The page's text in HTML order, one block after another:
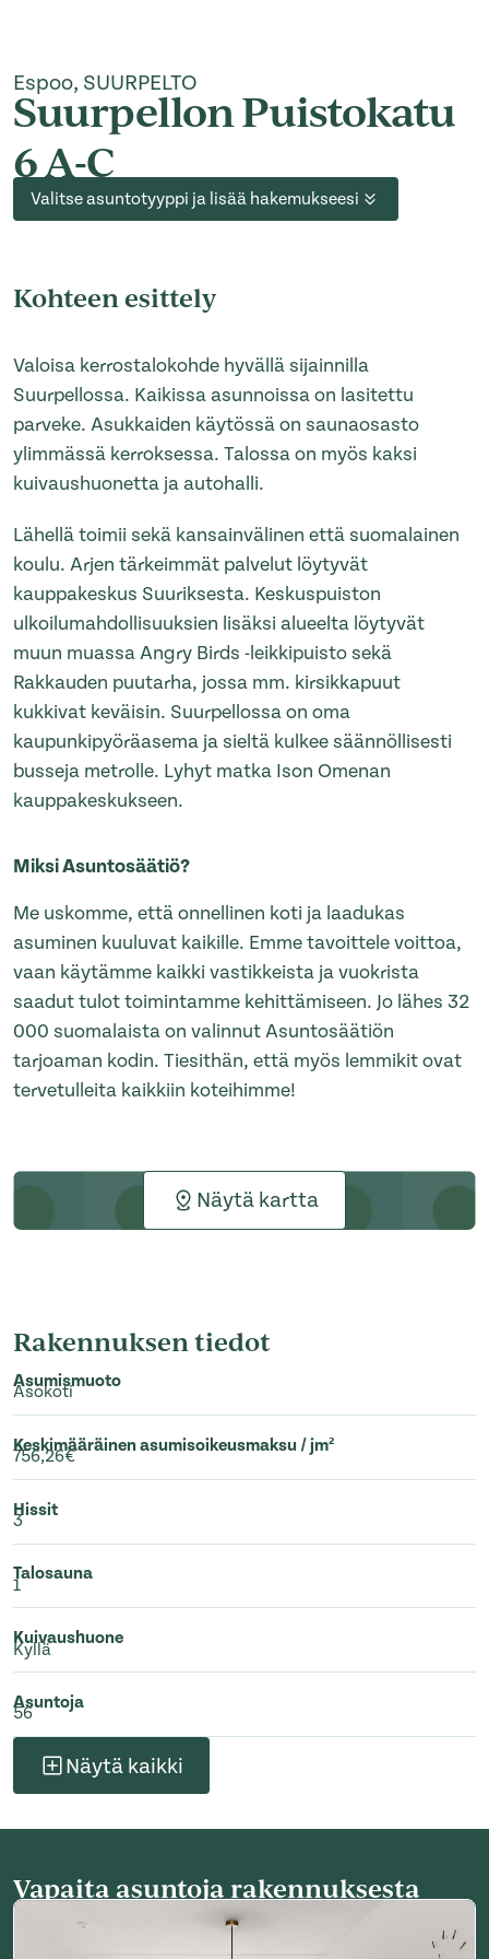
Espoo, SUURPELTO
Suurpellon Puistokatu
6 A-C
Valitse asuntotyyppi ja lisää hakemukseesi
Kohteen esittely
Valoisa kerrostalokohde hyvällä sijainnilla
Suurpellossa. Kaikissa asunnoissa on lasitettu
parveke. Asukkaiden käytössä on saunaosasto
ylimmässä kerroksessa. Talossa on myös kaksi
kuivaushuonetta ja autohalli.
Lähellä toimii sekä kansainvälinen että suomalainen
koulu. Arjen tärkeimmät palvelut löytyvät
kauppakeskus Suuriksesta. Keskuspuiston
ulkoilumahdollisuuksien lisäksi alueelta löytyvät
muun muassa Angry Birds -leikkipuisto sekä
Rakkauden puutarha, jossa mm. kirsikkapuut
kukkivat keväisin. Suurpellossa on oma
kaupunkipyöräasema ja sieltä kulkee säännöllisesti
busseja metrolle. Lyhyt matka Ison Omenan
kauppakeskukseen.
Miksi Asuntosäätiö?
Me uskomme, että onnellinen koti ja laadukas
asuminen kuuluvat kaikille. Emme tavoittele voittoa,
vaan käytämme kaikki vastikkeista ja vuokrista
saadut tulot toimintamme kehittämiseen. Jo lähes 32
000 suomalaista on valinnut Asuntosäätiön
tarjoaman kodin. Tiesithän, että myös lemmikit ovat
tervetulleita kaikkiin koteihimme!
Näytä kartta
Rakennuksen tiedot
Asumismuoto
Asokoti
Keskimääräinen asumisoikeusmaksu / jm²
756,26€
Hissit
3
Talosauna
1
Kuivaushuone
Kyllä
Asuntoja
56
Näytä kaikki
Vapaita asuntoja rakennuksesta